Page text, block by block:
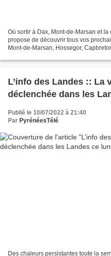
Où sortir à Dax, Mont-de-Marsan et
propose de découvrir tous vos
Mont-de-Marsan, Hossegor,
L’info des Landes :: La
déclenchée dans les
Publié le 10/07/2022 à 21:40
Par PyrénéesTélé
Des chaleurs persistantes toute la